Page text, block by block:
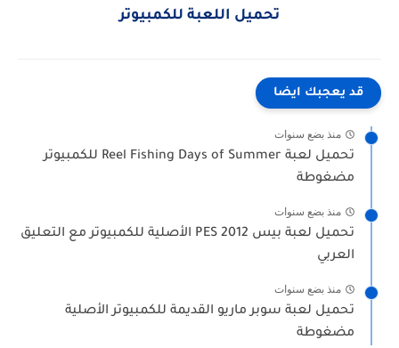
تحميل اللعبة للكمبيوتر
قد يعجبك ايضا
منذ بضع سنوات
تحميل لعبة Reel Fishing Days of Summer للكمبيوتر
مضغوطة
منذ بضع سنوات
تحميل لعبة بيس 2012 PES الأصلية للكمبيوتر مع التعليق
العربي
منذ بضع سنوات
تحميل لعبة سوبر ماريو القديمة للكمبيوتر الأصلية
مضغوطة